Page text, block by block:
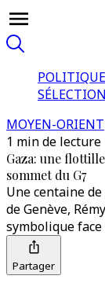
POLITIQUE
SÉLECTION
MOYEN-ORIENT
1 min de lecture
Gaza: une
sommet du G7
Une centaine
de Genève,
symbolique face
Partager